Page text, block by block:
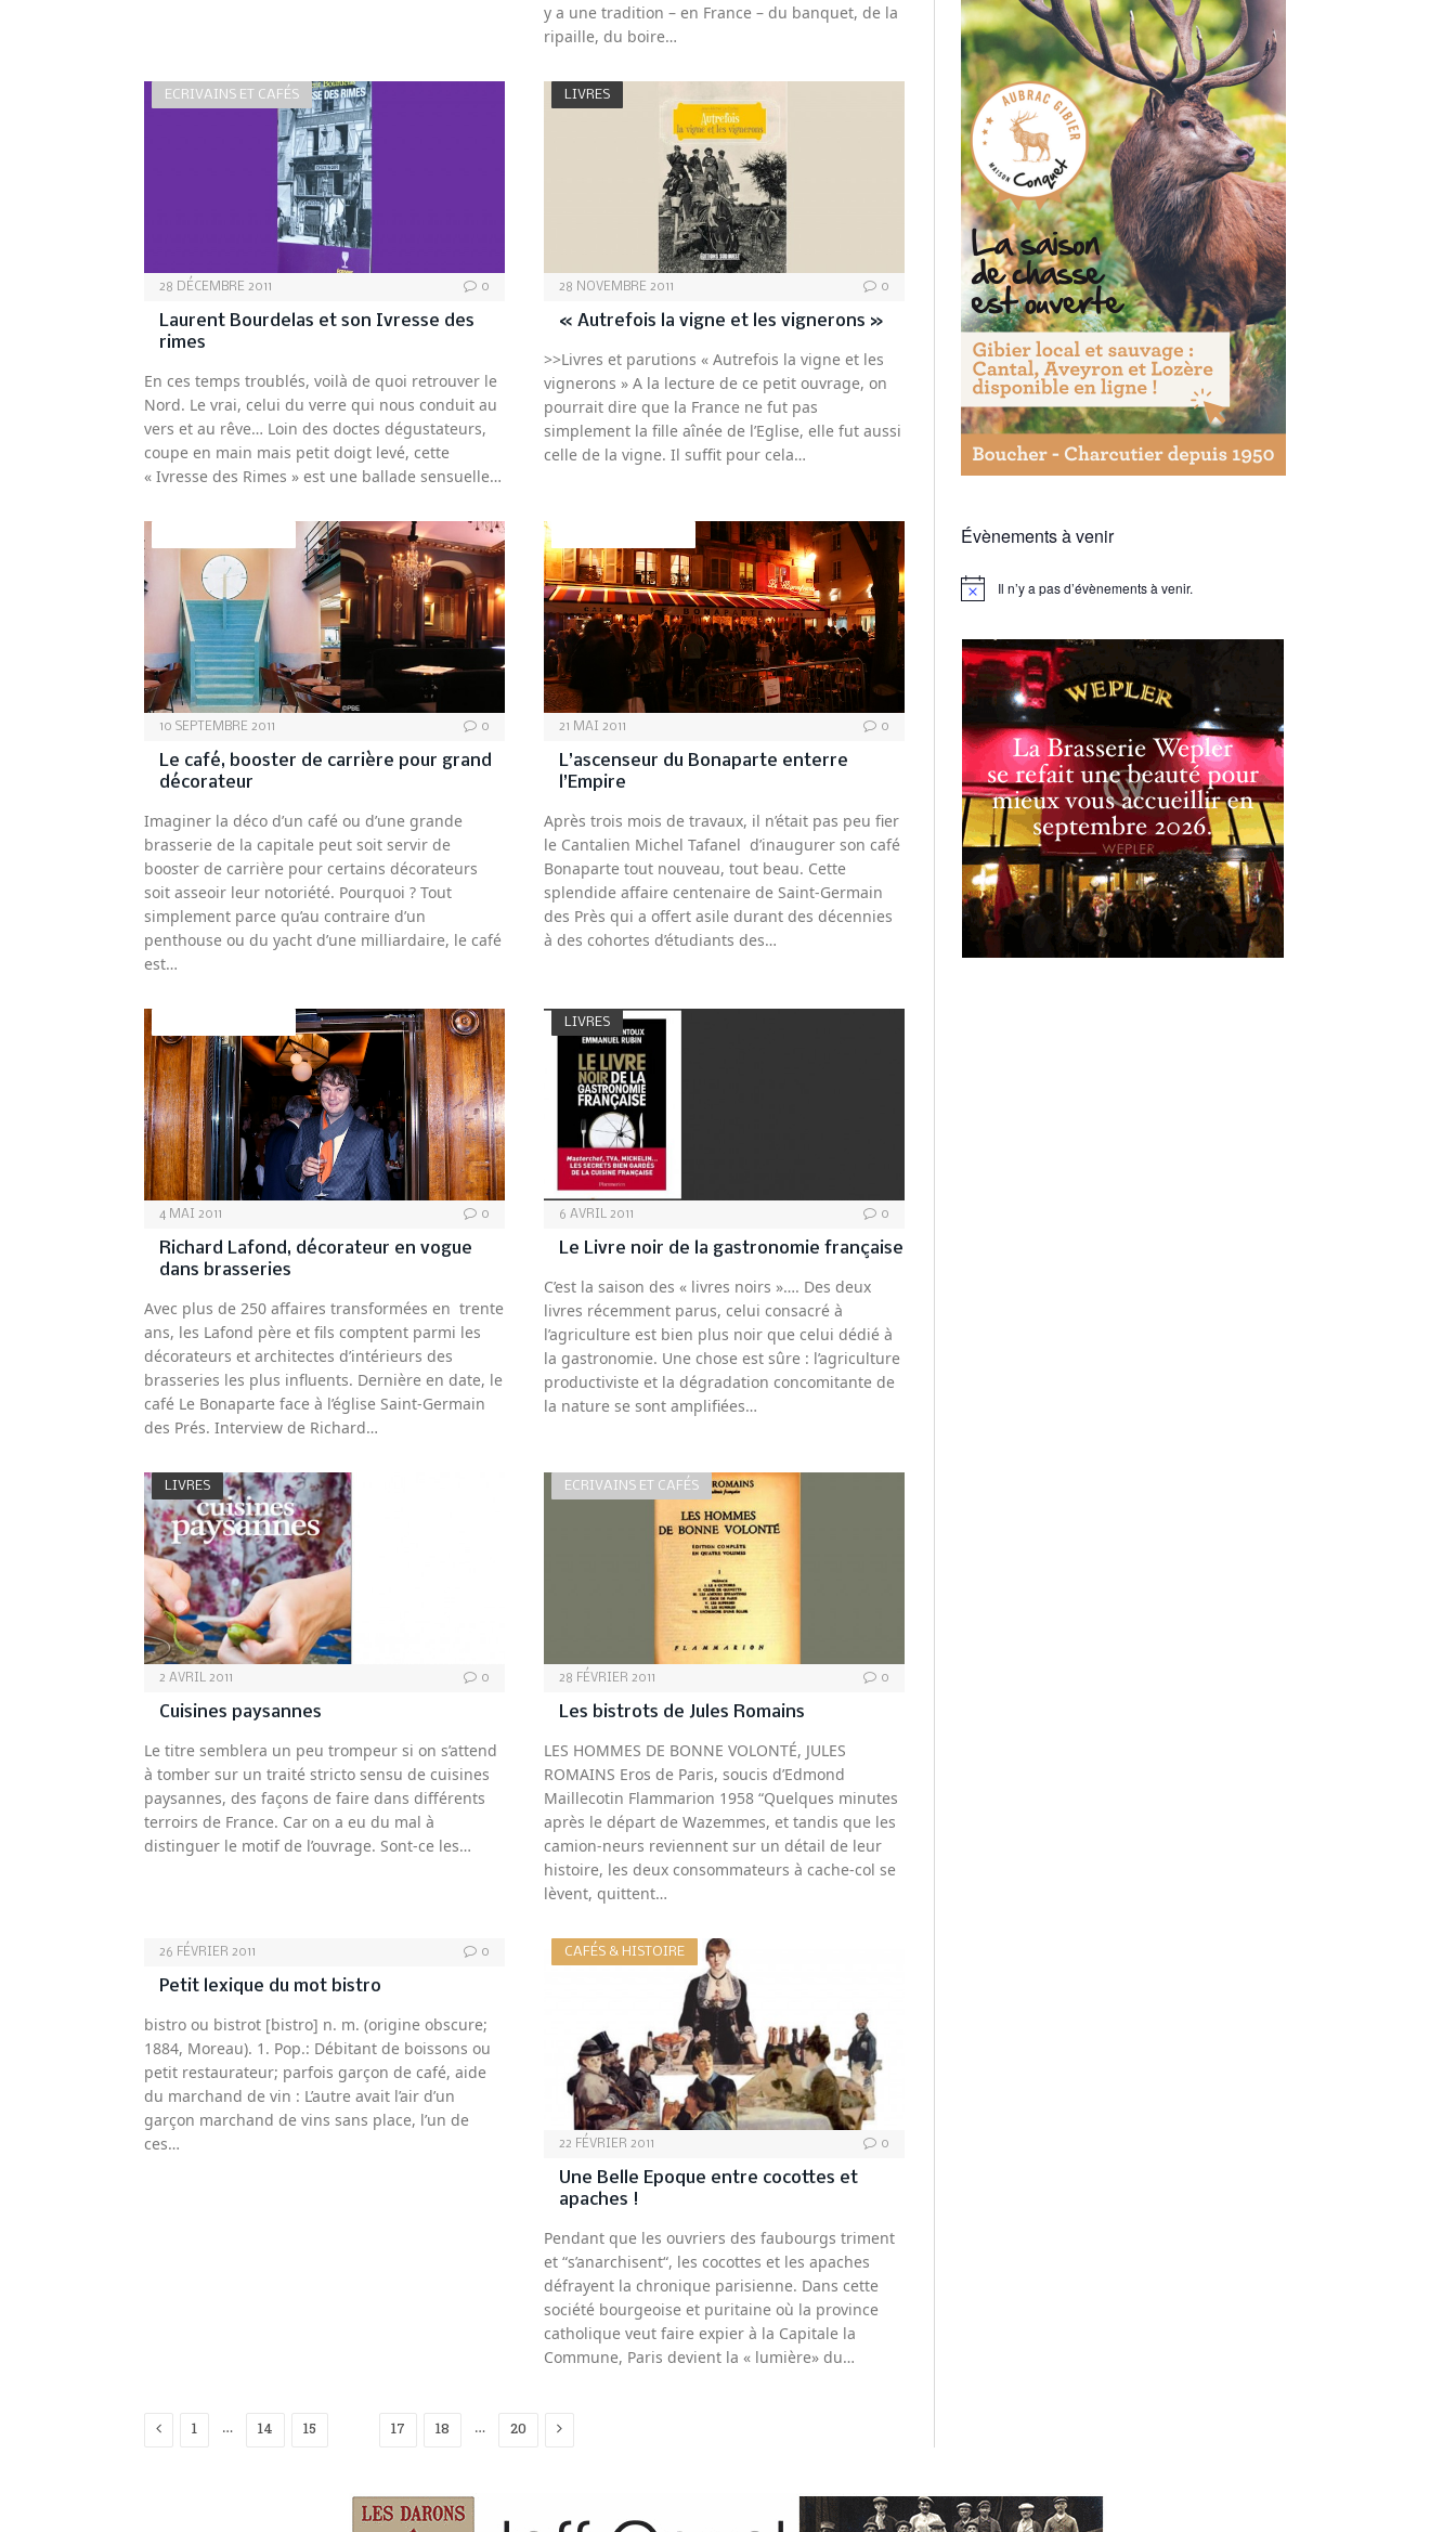
y a une tradition – en France – du banquet, de la
ripaille, du boire…
ECRIVAINS ET CAFÉS
28 DÉCEMBRE 2011 0
Laurent Bourdelas et son Ivresse des
rimes
En ces temps troublés, voilà de quoi retrouver le
Nord. Le vrai, celui du verre qui nous conduit au
vers et au rêve… Loin des doctes dégustateurs,
coupe en main mais petit doigt levé, cette
« Ivresse des Rimes » est une ballade sensuelle…
LIVRES
28 NOVEMBRE 2011 0
« Autrefois la vigne et les vignerons »
>>Livres et parutions « Autrefois la vigne et les
vignerons » A la lecture de ce petit ouvrage, on
pourrait dire que la France ne fut pas
simplement la fille aînée de l’Eglise, elle fut aussi
celle de la vigne. Il suffit pour cela…
10 SEPTEMBRE 2011 0
Le café, booster de carrière pour grand
décorateur
Imaginer la déco d’un café ou d’une grande
brasserie de la capitale peut soit servir de
booster de carrière pour certains décorateurs
soit asseoir leur notoriété. Pourquoi ? Tout
simplement parce qu’au contraire d’un
penthouse ou du yacht d’une milliardaire, le café
est…
21 MAI 2011 0
L’ascenseur du Bonaparte enterre
l’Empire
Après trois mois de travaux, il n’était pas peu fier
le Cantalien Michel Tafanel d’inaugurer son café
Bonaparte tout nouveau, tout beau. Cette
splendide affaire centenaire de Saint-Germain
des Près qui a offert asile durant des décennies
à des cohortes d’étudiants des…
4 MAI 2011 0
Richard Lafond, décorateur en vogue
dans brasseries
Avec plus de 250 affaires transformées en trente
ans, les Lafond père et fils comptent parmi les
décorateurs et architectes d’intérieurs des
brasseries les plus influents. Dernière en date, le
café Le Bonaparte face à l’église Saint-Germain
des Prés. Interview de Richard…
LIVRES
6 AVRIL 2011 0
Le Livre noir de la gastronomie française
C’est la saison des « livres noirs »…. Des deux
livres récemment parus, celui consacré à
l’agriculture est bien plus noir que celui dédié à
la gastronomie. Une chose est sûre : l’agriculture
productiviste et la dégradation concomitante de
la nature se sont amplifiées…
LIVRES
2 AVRIL 2011 0
Cuisines paysannes
Le titre semblera un peu trompeur si on s’attend
à tomber sur un traité stricto sensu de cuisines
paysannes, des façons de faire dans différents
terroirs de France. Car on a eu du mal à
distinguer le motif de l’ouvrage. Sont-ce les…
ECRIVAINS ET CAFÉS
28 FÉVRIER 2011 0
Les bistrots de Jules Romains
LES HOMMES DE BONNE VOLONTÉ, JULES
ROMAINS Eros de Paris, soucis d’Edmond
Maillecotin Flammarion 1958 “Quelques minutes
après le départ de Wazemmes, et tandis que les
camion-neurs reviennent sur un détail de leur
histoire, les deux consommateurs à cache-col se
lèvent, quittent…
26 FÉVRIER 2011 0
Petit lexique du mot bistro
bistro ou bistrot [bistro] n. m. (origine obscure;
1884, Moreau). 1. Pop.: Débitant de boissons ou
petit restaurateur; parfois garçon de café, aide
du marchand de vin : L’autre avait l’air d’un
garçon marchand de vins sans place, l’un de
ces…
CAFÉS & HISTOIRE
22 FÉVRIER 2011 0
Une Belle Epoque entre cocottes et
apaches !
Pendant que les ouvriers des faubourgs triment
et “s’anarchisent“, les cocottes et les apaches
défrayent la chronique parisienne. Dans cette
société bourgeoise et puritaine où la province
catholique veut faire expier à la Capitale la
Commune, Paris devient la « lumière» du…
Previous
1 … 14 15 17 18 … 20 Next
Évènements à venir
Notice Il n’y a pas d’évènements à venir.